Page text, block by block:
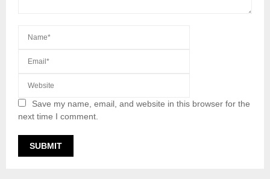
Save my name, email, and website in this browser for the
next time I comment.